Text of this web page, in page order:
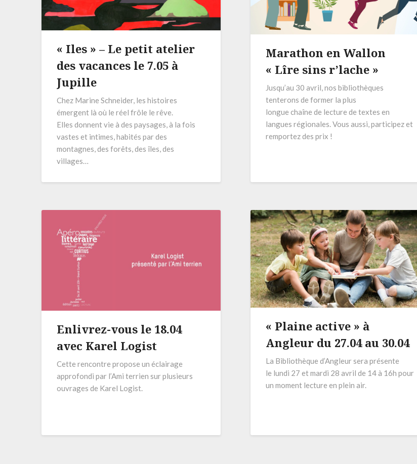
« Iles » – Le petit atelier
des vacances le 7.05 à
Jupille
Chez Marine Schneider, les histoires
émergent là où le réel frôle le rêve.
Elles donnent vie à des paysages, à la fois
vastes et intimes, habités par des
montagnes, des forêts, des îles, des
villages…
Marathon en Wallon
« Lîre sins r’lache »
Jusqu’au 30 avril, nos bibliothèques
tenterons de former la plus
longue chaîne de lecture de textes en
langues régionales. Vous aussi, participez et
remportez des prix !
Enlivrez-vous le 18.04
avec Karel Logist
Cette rencontre propose un éclairage
approfondi par l’Ami terrien sur plusieurs
ouvrages de Karel Logist.
« Plaine active » à
Angleur du 27.04 au 30.04
La Bibliothèque d’Angleur sera présente
le lundi 27 et mardi 28 avril de 14 à 16h pour
un moment lecture en plein air.